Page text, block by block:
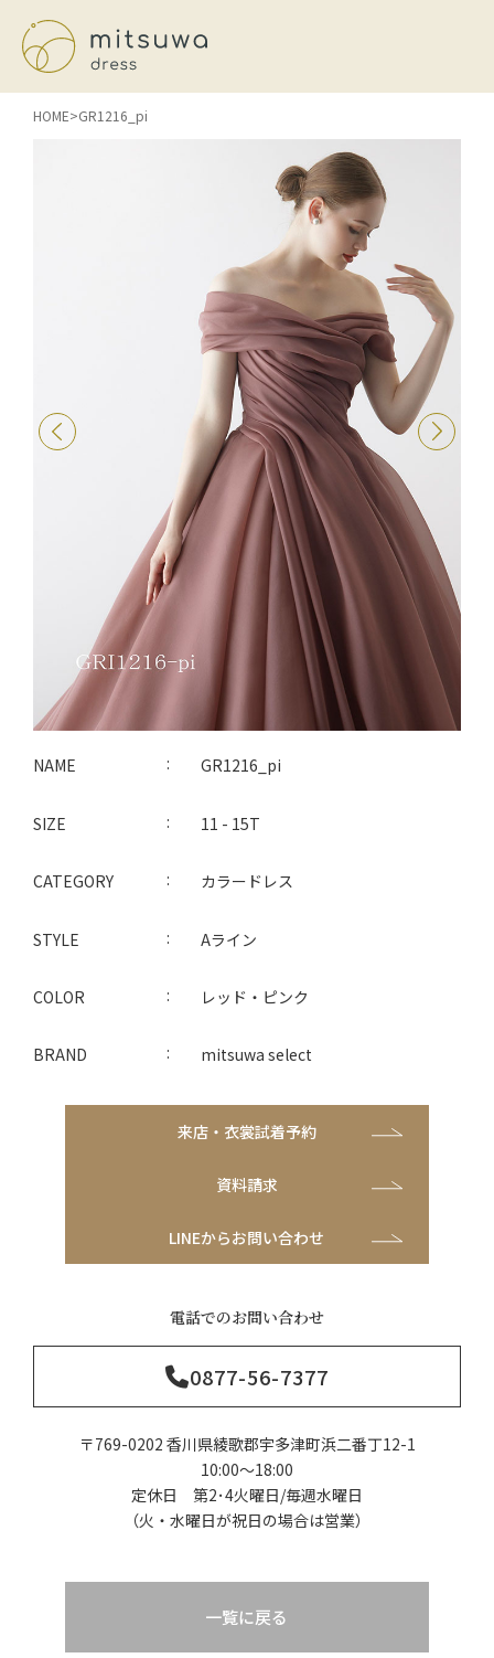
HOME GR1216_pi
NAME GR1216_pi
SIZE 11 - 15T
CATEGORY カラードレス
STYLE Aライン
COLOR レッド・ピンク
BRAND mitsuwa select
来店・衣裳試着予約
資料請求
LINEからお問い合わせ
電話でのお問い合わせ
0877-56-7377
〒769-0202 香川県綾歌郡宇多津町浜二番丁12-1
10:00～18:00
定休日 第2･4火曜日/毎週水曜日
（火・水曜日が祝日の場合は営業）
一覧に戻る